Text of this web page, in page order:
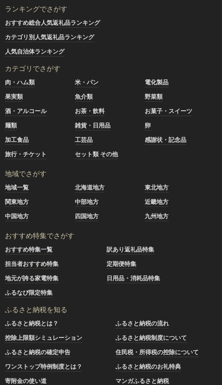
ランキングでさがす
おすすめ総合人気返礼品ランキング
カテゴリ別人気返礼品ランキング
人気自治体ランキング
カテゴリでさがす
肉・ハム類 米・パン
電化製品
果実類
魚介類
野菜類
酒・アルコール
お茶・飲料
お菓子・スイーツ
麺類
雑貨・日用品
卵
加工食品
工芸品
感謝状・記念品
旅行・チケット
セット類 その他
地域でさがす
地域一覧 北海道地方
東北地方
関東地方
中部地方
近畿地方
中国地方
四国地方 九州地方
おすすめ特集でさがす
おすすめ特集一覧
訳あり返礼品特集
担当者おすすめ特集
定期便特集
地元が誇る家電特集
日用品・消耗品特集
ふるなび限定特集
ふるさと納税を知る
ふるさと納税とは？
ふるさと納税の流れ
控除上限額シミュレーション
ふるさと納税制度について
ふるさと納税の確定申告
住民税・所得税の控除について
ワンストップ特例制度とは？
ふるさと納税のお礼特典
寄附金の使い道
マンガふるさと納税